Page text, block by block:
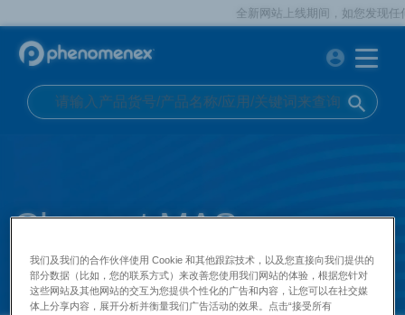
全新网站上线期间，如您发现任何
search
account_circle
Cleanert MAS
QuEChERS
我们及我们的合作伙伴使用 Cookie 和其他跟踪技术，以及您直接向我们提供的
部分数据（比如，您的联系方式）来改善您使用我们网站的体验，根据您针对
这些网站及其他网站的交互为您提供个性化的广告和内容，让您可以在社交媒
体上分享内容，展开分析并衡量我们广告活动的效果。点击“接受所有